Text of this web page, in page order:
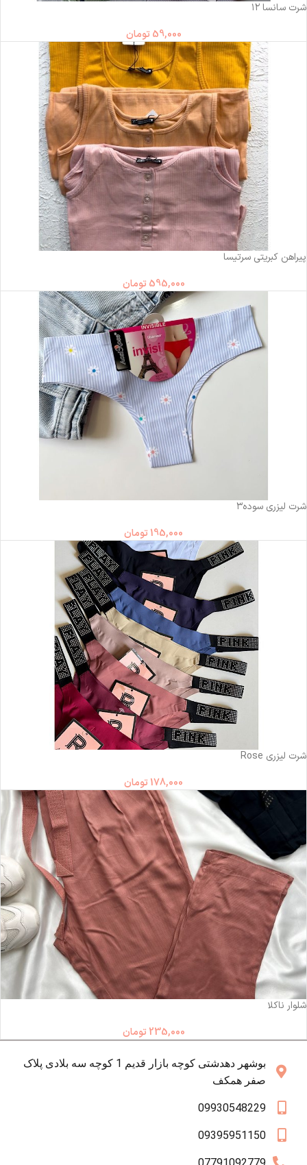
شرت سانسا ۱۲
59,000 تومان
پیراهن کبریتی سرتیسا
595,000 تومان
شرت لیزری سوده۳
195,000 تومان
شرت لیزری Rose
178,000 تومان
ناموجود
شلوار ناكلا
235,000 تومان
بوشهر دهدشتی کوچه بازار قدیم 1 کوچه سه بلادی پلاک
صفر همکف
09930548229
09395951150